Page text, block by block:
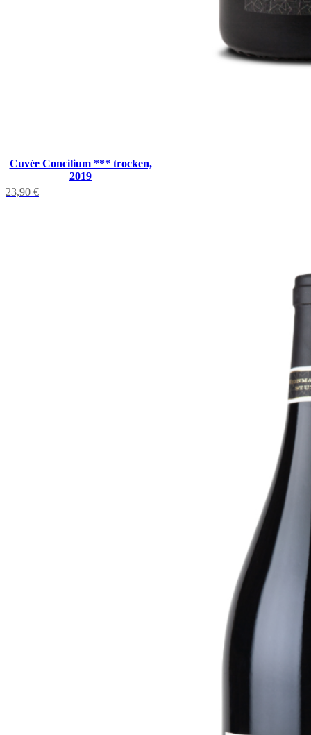
Cuvée Concilium *** trocken,
2019
23,90 €